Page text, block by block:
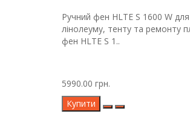
Ручний фен HLTE S 1600 W
лінолеуму, тенту та ремонту
фен HLTE S 1..
5990.00 грн.
Купити